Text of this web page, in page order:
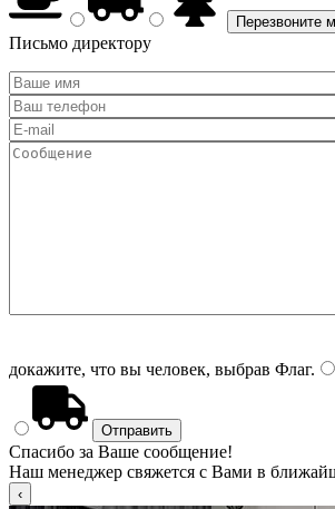
Письмо директору
докажите, что вы человек, выбрав Флаг.
Спасибо за Ваше сообщение!
Наш менеджер свяжется с Вами в